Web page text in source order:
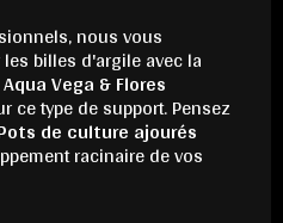
nous vous
billes d'argile avec la
Aqua Vega & Flores
ce type de support. Pensez
de culture ajourés
racinaire de vos